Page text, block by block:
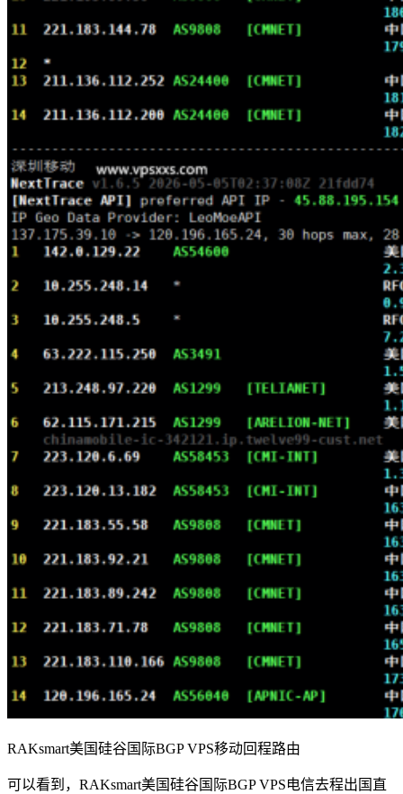
RAKsmart美国硅谷国际BGP VPS移动回程路由
可以看到，RAKsmart美国硅谷国际BGP VPS电信去程出国直